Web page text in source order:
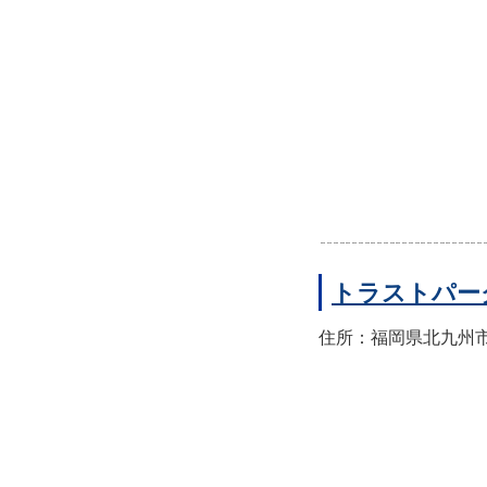
トラストパ
住所：福岡県北九州